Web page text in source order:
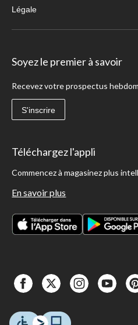
Légale
Soyez le premier à savoir
Recevez votre prospectus
S'inscrire
Téléchargez l'appli
Commencez à magasinez plus
En savoir plus